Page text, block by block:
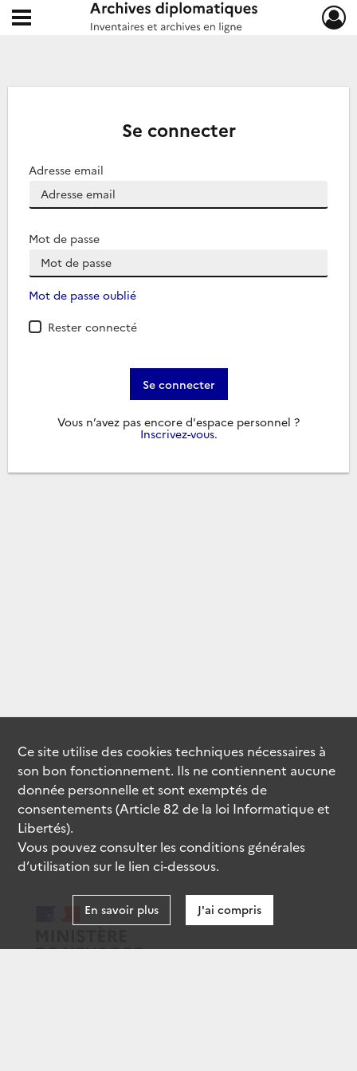
Archives diplomatiques
Ouvrir le menu déroulant
Se connecter
Adresse email
Mot de passe
Mot de passe oublié
Rester connecté
Se connecter
Vous n’avez pas encore d'espace personnel ?
Inscrivez-vous.
Ce site utilise descookiestechniques nécessaires à
son bon fonctionnement. Ils ne contiennent aucune
donnée personnelle et sont exemptés de
consentements (Article 82 de la loi Informatique et
Libertés).
Vous pouvez consulter les conditions générales
d’utilisation sur le lien ci-dessous.
En savoir plus J'ai compris